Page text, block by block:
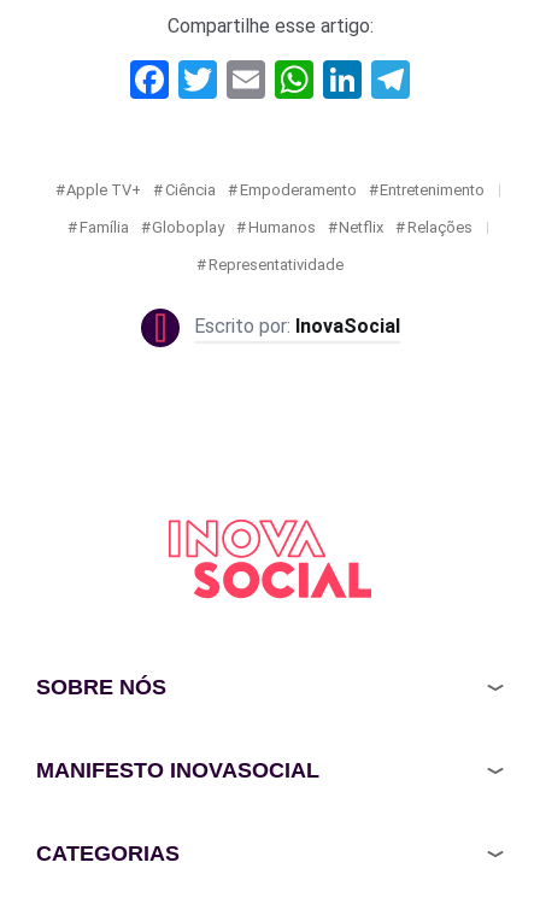
Compartilhe esse artigo:
Facebook
Twitter
EmailWhatsApp
LinkedIn
Apple TV+ Ciência Empoderamento Entretenimento
Família Globoplay Humanos Netflix Relações
Representatividade
InovaSocial
SOBRE NÓS
MANIFESTO INOVASOCIAL
CATEGORIAS